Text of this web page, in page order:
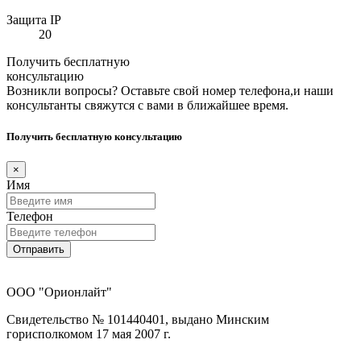
Защита IP
20
Получить бесплатную
консультацию
Возникли вопросы? Оставьте свой номер телефона,и наши
консультанты свяжутся с вами в ближайшее время.
Получить бесплатную консультацию
×
Имя
Телефон
Отправить
ООО "Орионлайт"
Свидетельство № 101440401, выдано Минским
горисполкомом 17 мая 2007 г.